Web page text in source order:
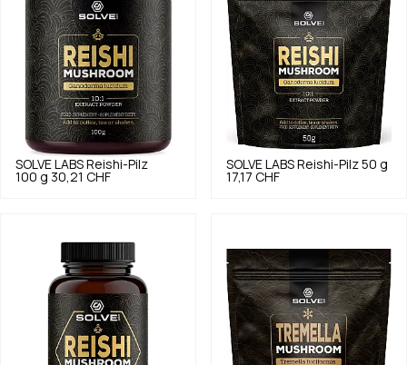
SOLVE LABS Reishi-Pilz
100 g 30,21 CHF
SOLVE LABS Reishi-Pilz 50 g
17,17 CHF